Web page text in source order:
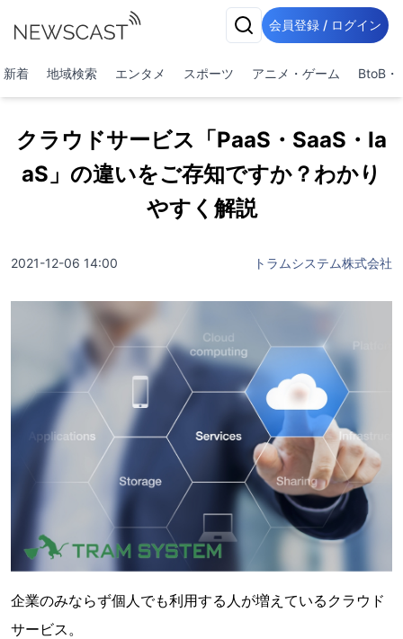
会員登録 / ログイン
新着 地域検索 エンタメ スポーツ アニメ・ゲーム BtoB・
クラウドサービス「PaaS・SaaS・Ia
aS」の違いをご存知ですか？わかり
やすく解説
2021-12-06 14:00 トラムシステム株式会社
企業のみならず個人でも利用する人が増えているクラウド
サービス。